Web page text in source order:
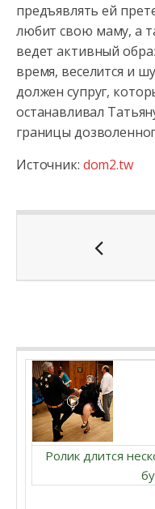
предъявлять ей
любит свою маму, а
ведет активный
время, веселится и
должен супруг,
останавливал
границы
Источник: dom2.tw
Ролик длится